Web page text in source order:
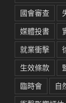
國會審查
媒體投書
就業衝擊
生效條款
臨時會
自